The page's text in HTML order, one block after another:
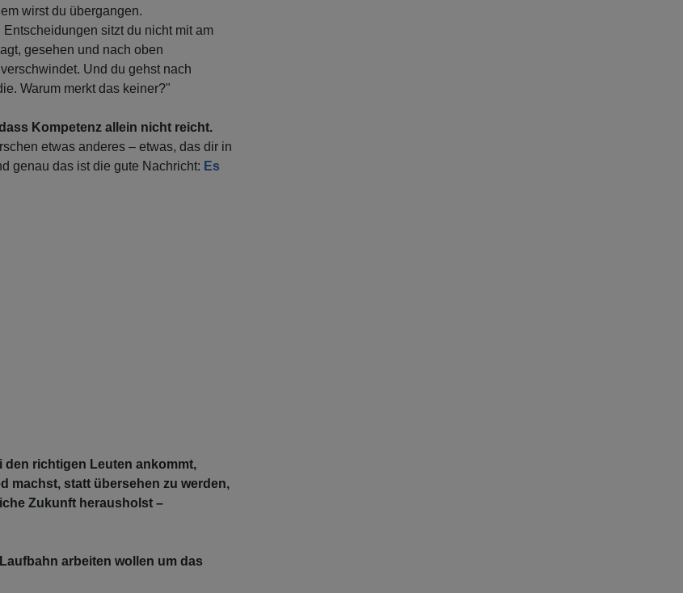
wirst du übergangen.
sitzt du nicht mit am
gesehen und nach oben
Und du gehst nach
Warum merkt das keiner?"
Kompetenz allein nicht reicht.
etwas anderes – etwas, das dir in
genau das ist die gute Nachricht: Es
den richtigen Leuten ankommt,
machst, statt übersehen zu werden,
Zukunft herausholst –
arbeiten wollen um das